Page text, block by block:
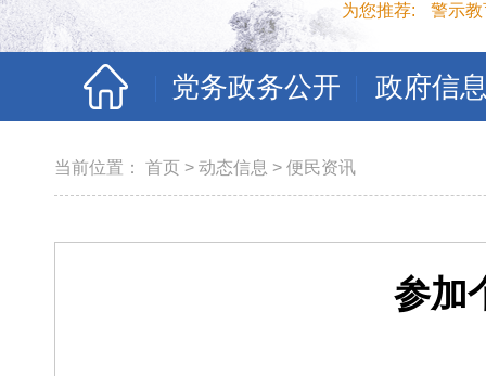
为您推荐: 警示教
党务政务公开 政府信
当前位置： 首页 > 动态信息 > 便民资讯
参加